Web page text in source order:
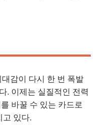
감이 다시 한 번 폭발
. 이제는 실질적인 전력
바꿀 수 있는 카드로
있다.